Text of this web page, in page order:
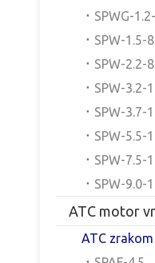
SPWG-
SPW-1.5-
SPW-2.2-
SPW-3.2-
SPW-3.7-
SPW-5.5-
SPW-7.5-
SPW-9.0-
ATC motor
ATC zrakom